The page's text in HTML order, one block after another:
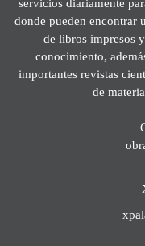
donde pueden encontrar
de libros impresos
conocimiento,
importantes revistas
de